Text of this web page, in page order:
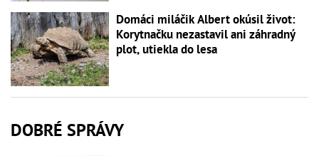
Domáci miláčik Albert okúsil život:
Korytnačku nezastavil ani záhradný
plot, utiekla do lesa
DOBRÉ SPRÁVY